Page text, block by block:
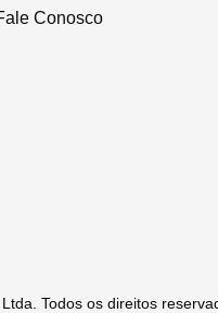
Conosco
Todos os direitos